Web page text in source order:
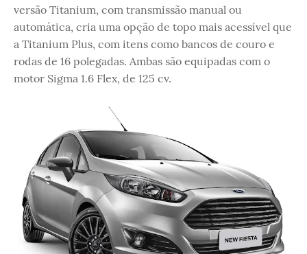
versão Titanium, com transmissão manual ou
automática, cria uma opção de topo mais acessível que
a Titanium Plus, com itens como bancos de couro e
rodas de 16 polegadas. Ambas são equipadas com o
motor Sigma 1.6 Flex, de 125 cv.